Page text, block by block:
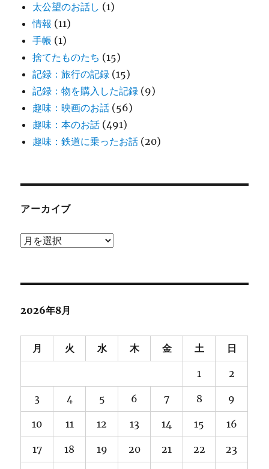
太公望のお話し (1)
情報 (11)
手帳 (1)
捨てたものたち (15)
記録：旅行の記録 (15)
記録：物を購入した記録 (9)
趣味：映画のお話 (56)
趣味：本のお話 (491)
趣味：鉄道に乗ったお話 (20)
アーカイブ
ア
ブ
2026年8月
月 火 水 木 金 土 日
1 2
3 4 5 6 7 8 9
10 11 12 13 14 15 16
17 18 19 20 21 22 23